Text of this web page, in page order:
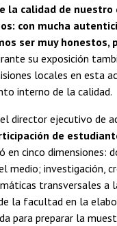
la calidad de nuestro
con mucha
ser muy
su exposición
locales en esta
interno de la calidad.
director ejecutivo de
de
en cinco
medio; investigación,
transversales a
la facultad en la
para preparar la